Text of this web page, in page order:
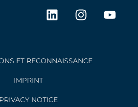
L
i
e
I
n
a
Y
o
ET RECONNAISSANCE
IMPRINT
PRIVACY NOTICE